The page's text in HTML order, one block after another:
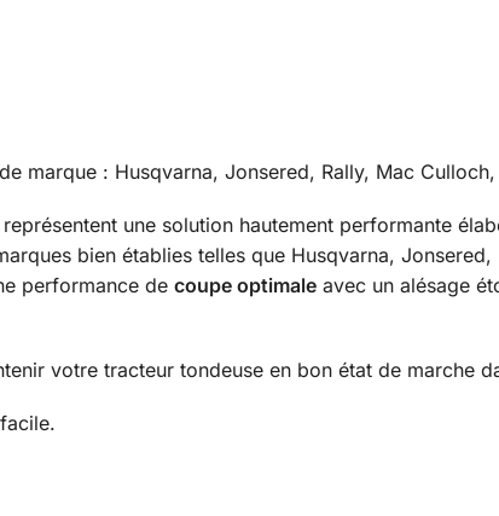
marque : Husqvarna, Jonsered, Rally, Mac
une solution hautement performante
bien établies telles que Husqvarna, Jonsered,
performance de coupe optimaleavec un alésage
votre tracteur tondeuse en bon état de marche